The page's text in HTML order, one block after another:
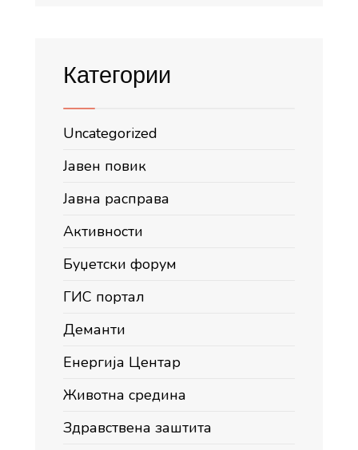
Категории
Uncategorized
Јавен повик
Јавна расправа
Активности
Буџетски форум
ГИС портал
Деманти
Енергија Центар
Животна средина
Здравствена заштита